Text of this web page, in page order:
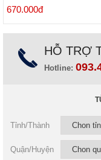
670.000đ
HỖ TRỢ
Hotline:
Tỉnh/Thành
Quận/Huyện